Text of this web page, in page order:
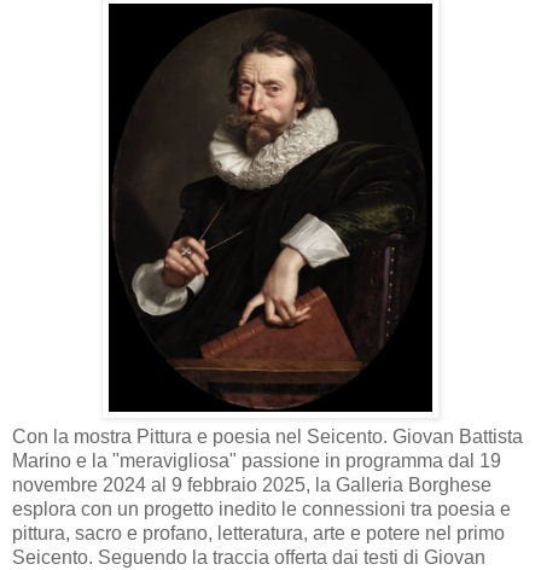
Con la mostra Pittura e poesia nel Seicento. Giovan Battista
Marino e la "meravigliosa" passione in programma dal 19
novembre 2024 al 9 febbraio 2025, la Galleria Borghese
esplora con un progetto inedito le connessioni tra poesia e
pittura, sacro e profano, letteratura, arte e potere nel primo
Seicento. Seguendo la traccia offerta dai testi di Giovan